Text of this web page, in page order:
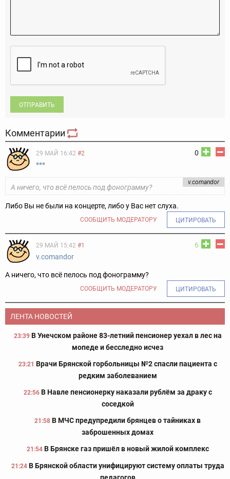
ОТПРАВИТЬ
Комментарии
0
29 МАЙ 16:42 #2
***
v.comandor
А ничего, что всё пелось под фонограмму?
Либо Вы не были на концерте, либо у Вас нет слуха.
СООБЩИТЬ МОДЕРАТОРУ ЦИТИРОВАТЬ
6
29 МАЙ 15:42 #1
v.comandor
А ничего, что всё пелось под фонограмму?
СООБЩИТЬ МОДЕРАТОРУ ЦИТИРОВАТЬ
ЛЕНТА НОВОСТЕЙ
23:39 В Унечском районе 83-летний пенсионер уехал в лес на
мопеде и бесследно исчез
23:21 Врачи Брянской горбольницы №2 спасли пациента с
редким заболеванием
22:56 В Навле пенсионерку наказали рублём за драку с
соседкой
21:58 В МЧС предупредили брянцев о тайниках в
заброшенных домах
21:54 В Брянске газ пришёл в новый жилой комплекс
21:24 В Брянской области унифицируют систему оплаты труда